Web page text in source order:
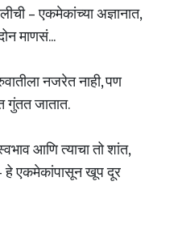
– एकमेकांच्या अज्ञानात,
माणसं...
नजरेत नाही, पण
गुंतत जातात.
आणि त्याचा तो शांत,
हे एकमेकांपासून खूप दूर